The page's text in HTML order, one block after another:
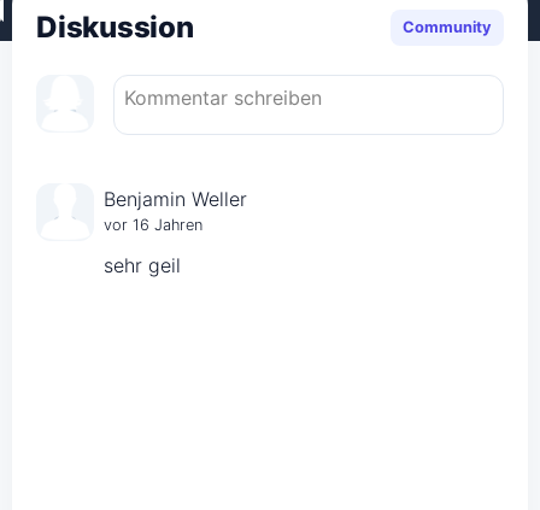
Diskussion Community
Benjamin Weller
vor 16 Jahren
sehr geil